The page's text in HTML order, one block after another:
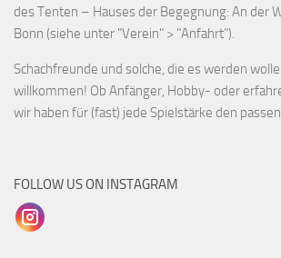
des Tenten – Hauses der Begegnung: An der
Bonn (siehe unter "Verein" > "Anfahrt").
Schachfreunde und solche, die es werden
willkommen! Ob Anfänger, Hobby- oder
wir haben für (fast) jede Spielstärke den
FOLLOW US ON INSTAGRAM